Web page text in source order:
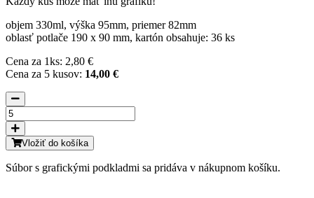
objem 330ml, výška 95mm, priemer 82mm
oblasť potlače 190 x 90 mm, kartón obsahuje: 36 ks
Cena za 1ks: 2,80 €
Cena za 5 kusov: 14,00 €
Vložiť do košíka
Súbor s grafickými podkladmi sa pridáva v nákupnom košíku.